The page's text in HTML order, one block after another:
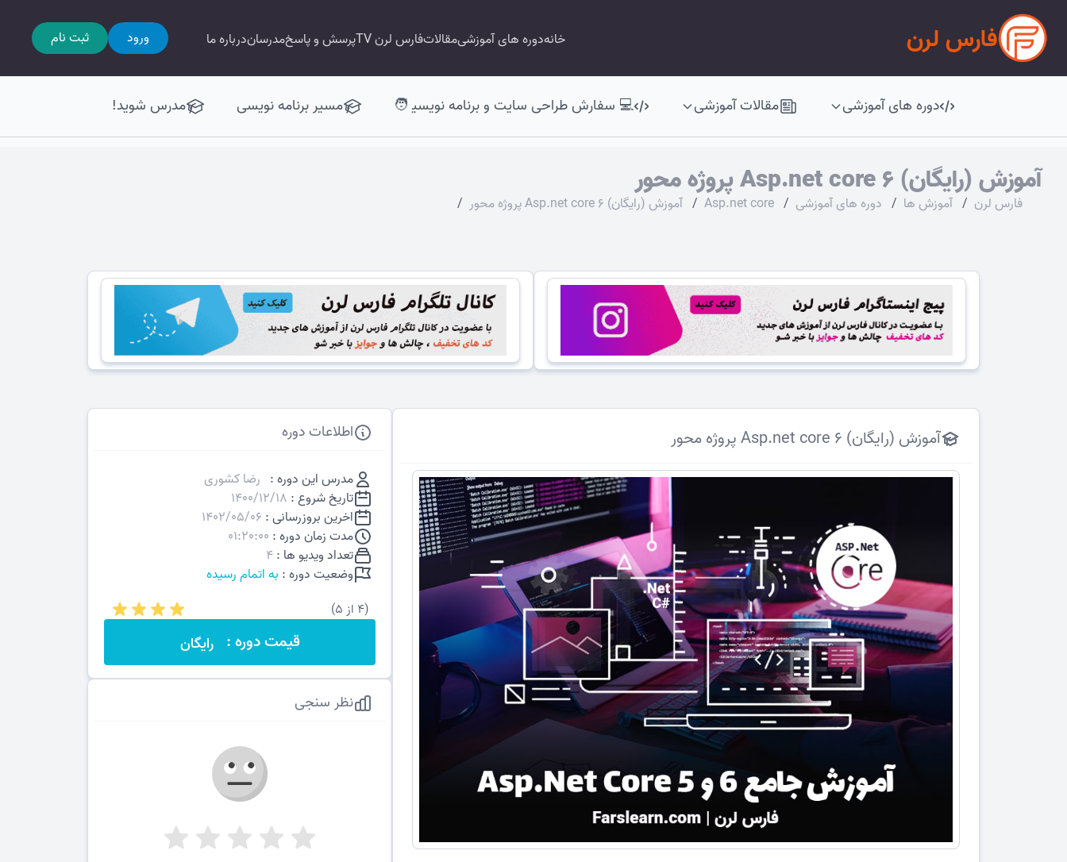
فارس لرن خانهدوره های آموزشیمقالاتفارس لرن TV پرسش و پاسخمدرساندرباره ما ورود ثبت نام
دوره های آموزشی مقالات آموزشی 💻 سفارش طراحی سایت و برنامه نویسی‍ 🧑 مسیر برنامه نویسی مدرس شوید!
آموزش (رایگان) Asp.net core 6 پروژه محور
فارس لرن / آموزش ها / دوره های آموزشی /
Asp.net core
/ آموزش (رایگان) Asp.net core 6 پروژه محور /
اطلاعات دوره
مدرس این دوره : رضا کشوری
تاریخ شروع : 1400/12/18
اخرین بروزرسانی : 1402/05/06
مدت زمان دوره : 01:20:00
تعداد ویدیو ها :4
وضعیت دوره : به اتمام رسیده
(4 از 5)
قیمت دوره : رایگان
نظر سنجی
آموزش (رایگان) Asp.net core 6 پروژه محور